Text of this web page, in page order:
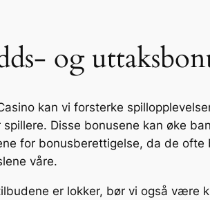
og
kan vi forsterke
Disse bonusene kan øke
for bonusberettigelse, da de
våre.
er lokker, bør vi også være